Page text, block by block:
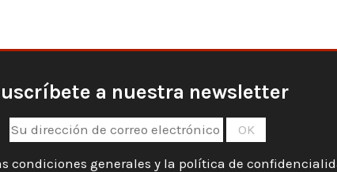
a nuestra newsletter
condiciones generales y la política de